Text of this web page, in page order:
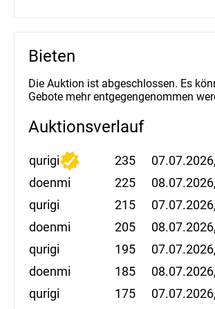
Bieten
Die Auktion ist abgeschlossen. Es
Gebote mehr entgegengenommen
Auktionsverlauf
qurigi 235
doenmi
225
qurigi
215
doenmi
205
qurigi
195
doenmi
185
qurigi
175